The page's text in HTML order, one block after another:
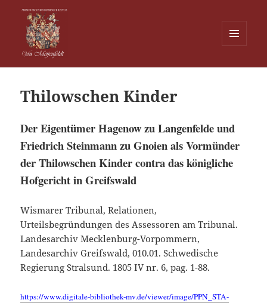
WIDGETS
Thilowschen Kinder
Der Eigentümer Hagenow zu Langenfelde und
Friedrich Steinmann zu Gnoien als Vormünder
der Thilowschen Kinder contra das königliche
Hofgericht in Greifswald
Wismarer Tribunal, Relationen,
Urteilsbegründungen des Assessoren am Tribunal.
Landesarchiv Mecklenburg-Vorpommern,
Landesarchiv Greifswald, 010.01. Schwedische
Regierung Stralsund. 1805 IV nr. 6, pag. 1-88.
https://www.digitale-bibliothek-mv.de/viewer/image/PPN_STA-